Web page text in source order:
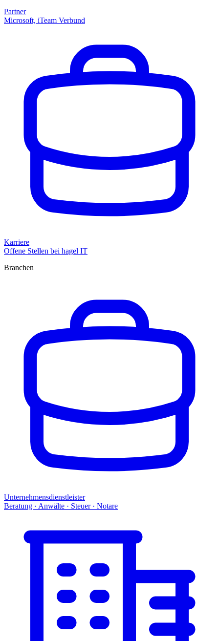
Partner
Microsoft, iTeam Verbund
Karriere
Offene Stellen bei hagel IT
Branchen
Unternehmensdienstleister
Beratung · Anwälte · Steuer · Notare